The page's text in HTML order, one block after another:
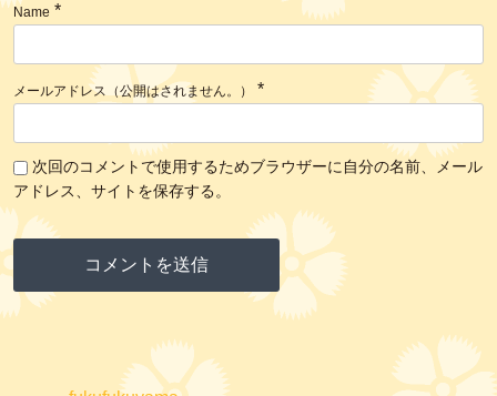
Name *
メールアドレス（公開はされません。） *
次回のコメントで使用するためブラウザーに自分の名前、メール
アドレス、サイトを保存する。